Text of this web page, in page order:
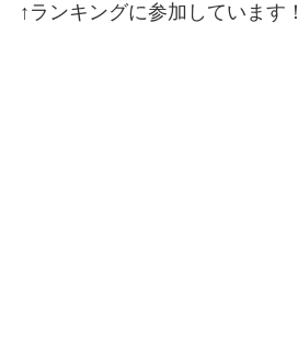
↑ランキングに参加しています！